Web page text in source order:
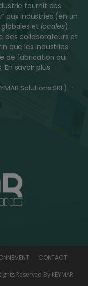
fournit des
” aux industries (en un
et locales).
des collaborateurs et
que les industries
de fabrication qui
En savoir plus
Solutions SRL) –
CONTACT
Reserved By KEYMAR